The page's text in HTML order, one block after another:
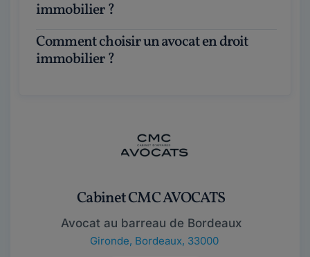
immobilier ?
Comment choisir un avocat en droit
immobilier ?
Cabinet CMC AVOCATS
Avocat au barreau de Bordeaux
Gironde, Bordeaux, 33000